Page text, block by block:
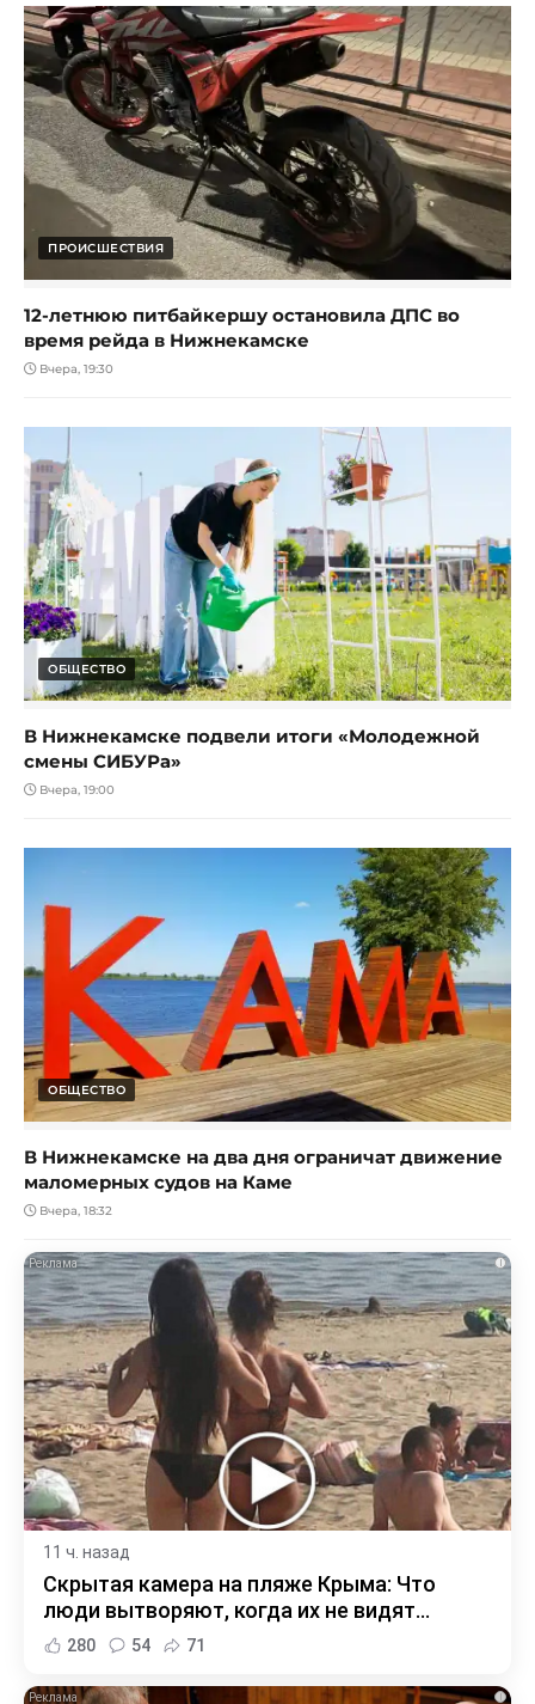
ПРОИСШЕСТВИЯ
12-летнюю питбайкершу остановила ДПС во
время рейда в Нижнекамске
Вчера, 19:30
ОБЩЕСТВО
В Нижнекамске подвели итоги «Молодежной
смены СИБУРа»
Вчера, 19:00
ОБЩЕСТВО
В Нижнекамске на два дня ограничат движение
маломерных судов на Каме
Вчера, 18:32
i
11 ч. назад
Скрытая камера на пляже Крыма: Что
люди вытворяют, когда их не видят...
280 54 71
i